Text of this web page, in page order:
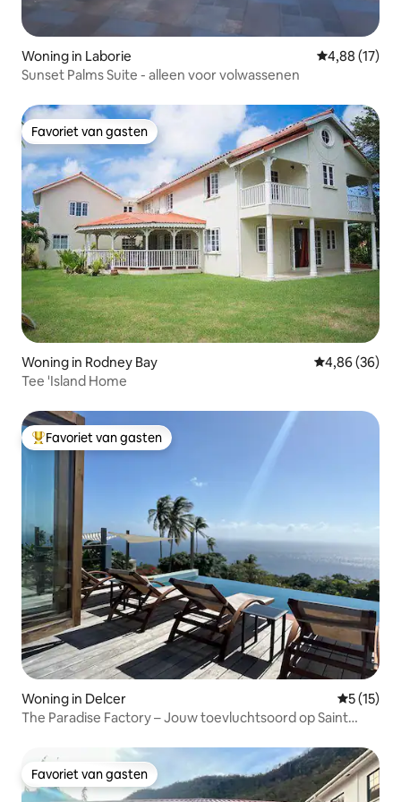
Woning in Laborie Gemiddelde
4,88 (17)
Sunset Palms Suite - alleen voor volwassenen
Favoriet van gasten
Favoriet van gasten
Woning in Rodney Bay Gemiddelde
4,86 (36)
Tee 'Island Home
Topfavoriet van gasten
Favoriet van gasten
Woning in Delcer
5 (15)
The Paradise Factory – Jouw toevluchtsoord op Saint
Favoriet van gasten
Favoriet van gasten